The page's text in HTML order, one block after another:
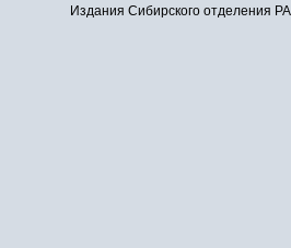
Издания Сибирского отделения